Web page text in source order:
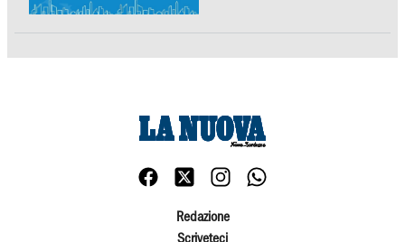
Redazione
Scriveteci